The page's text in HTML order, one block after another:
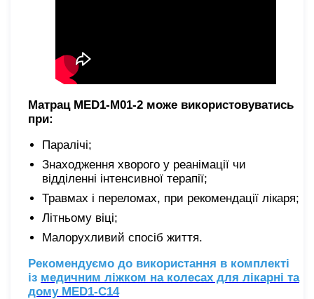
Матрац MED1-M01-2 може використовуватись
при:
Паралічі;
Знаходження хворого у реанімації чи
відділенні інтенсивної терапії;
Травмах і переломах, при рекомендації лікаря;
Літньому віці;
Малорухливий спосіб життя.
Рекомендуємо до використання в комплекті
із медичним ліжком на колесах для лікарні та
дому MED1-C14